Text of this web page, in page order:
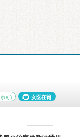
可) 女医在籍